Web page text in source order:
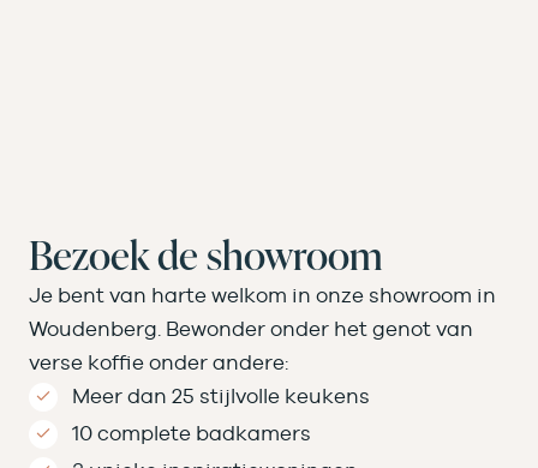
Bezoek de showroom
Je bent van harte welkom in onze showroom in
Woudenberg. Bewonder onder het genot van
verse koffie onder andere:
Meer dan 25 stijlvolle keukens
10 complete badkamers